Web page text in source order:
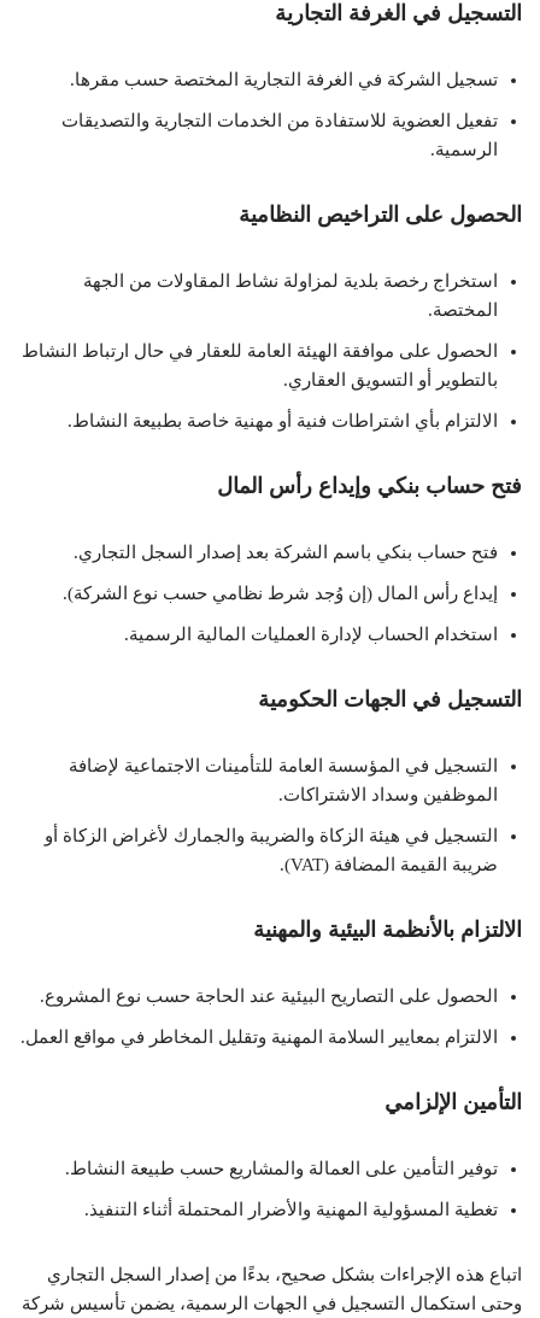
التسجيل في الغرفة التجارية
تسجيل الشركة في الغرفة التجارية المختصة حسب مقرها.
تفعيل العضوية للاستفادة من الخدمات التجارية والتصديقات
الرسمية.
الحصول على التراخيص النظامية
استخراج رخصة بلدية لمزاولة نشاط المقاولات من الجهة
المختصة.
الحصول على موافقة الهيئة العامة للعقار في حال ارتباط النشاط
بالتطوير أو التسويق العقاري.
الالتزام بأي اشتراطات فنية أو مهنية خاصة بطبيعة النشاط.
فتح حساب بنكي وإيداع رأس المال
فتح حساب بنكي باسم الشركة بعد إصدار السجل التجاري.
إيداع رأس المال (إن وُجد شرط نظامي حسب نوع الشركة).
استخدام الحساب لإدارة العمليات المالية الرسمية.
التسجيل في الجهات الحكومية
التسجيل في المؤسسة العامة للتأمينات الاجتماعية لإضافة
الموظفين وسداد الاشتراكات.
التسجيل في هيئة الزكاة والضريبة والجمارك لأغراض الزكاة أو
ضريبة القيمة المضافة (VAT).
الالتزام بالأنظمة البيئية والمهنية
الحصول على التصاريح البيئية عند الحاجة حسب نوع المشروع.
الالتزام بمعايير السلامة المهنية وتقليل المخاطر في مواقع العمل.
التأمين الإلزامي
توفير التأمين على العمالة والمشاريع حسب طبيعة النشاط.
تغطية المسؤولية المهنية والأضرار المحتملة أثناء التنفيذ.
اتباع هذه الإجراءات بشكل صحيح، بدءًا من إصدار السجل التجاري
وحتى استكمال التسجيل في الجهات الرسمية، يضمن تأسيس شركة